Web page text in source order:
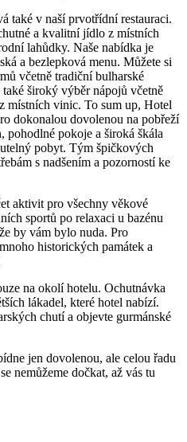
také v naší prvotřídní restauraci.
a kvalitní jídlo z místních
lahůdky. Naše nabídka je
a bezlepková menu. Můžete si
včetně tradiční bulharské
široký výběr nápojů včetně
místních vinic. To sum up, Hotel
dokonalou dovolenou na pobřeží
pohodlné pokoje a široká škála
pobyt. Tým špičkových
s nadšením a pozorností ke
aktivit pro všechny věkové
sportů po relaxaci u bazénu
by vám bylo nuda. Pro
historických památek a
na okolí hotelu. Ochutnávka
lákadel, které hotel nabízí.
chutí a objevte gurmánské
jen dovolenou, ale celou řadu
nemůžeme dočkat, až vás tu